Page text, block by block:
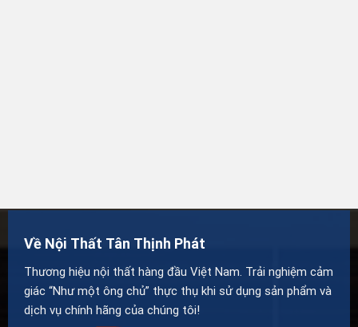
Về Nội Thất Tân Thịnh Phát
Thương hiệu nội thất hàng đầu Việt Nam. Trải nghiệm cảm
giác “Như một ông chủ” thực thụ khi sử dụng sản phẩm và
dịch vụ chính hãng của chúng tôi!